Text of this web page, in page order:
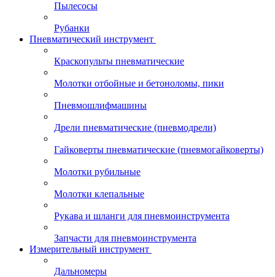
Пылесосы
Рубанки
Пневматический инструмент
Краскопульты пневматические
Молотки отбойные и бетоноломы, пики
Пневмошлифмашины
Дрели пневматические (пневмодрели)
Гайковерты пневматические (пневмогайковерты)
Молотки рубильные
Молотки клепальные
Рукава и шланги для пневмоинструмента
Запчасти для пневмоинструмента
Измерительный инструмент
Дальномеры